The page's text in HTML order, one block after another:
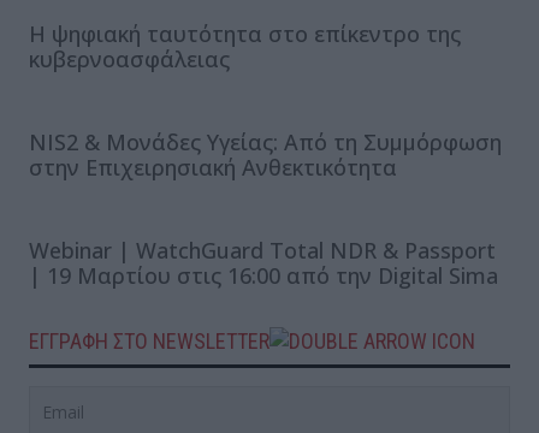
Η ψηφιακή ταυτότητα στο επίκεντρο της
κυβερνοασφάλειας
NIS2 & Μονάδες Υγείας: Από τη Συμμόρφωση
στην Επιχειρησιακή Ανθεκτικότητα
Webinar | WatchGuard Total NDR & Passport
| 19 Μαρτίου στις 16:00 από την Digital Sima
ΕΓΓΡΑΦΗ ΣΤΟ NEWSLETTER